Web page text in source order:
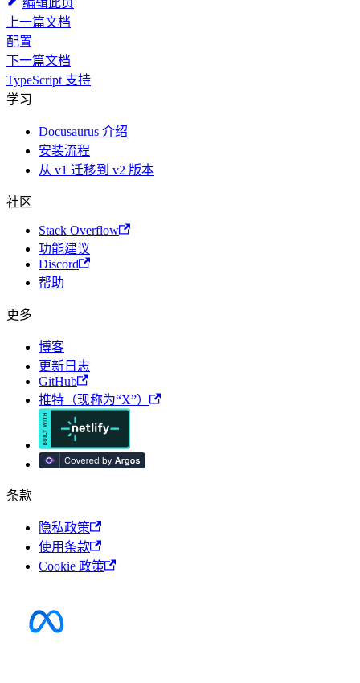
上一篇文档
配置
下一篇文档
TypeScript 支持
学习
Docusaurus 介绍
安装流程
从 v1 迁移到 v2 版本
社区
Stack Overflow
功能建议
Discord
帮助
更多
博客
更新日志
GitHub
推特（现称为“X”）
条款
隐私政策
使用条款
Cookie 政策